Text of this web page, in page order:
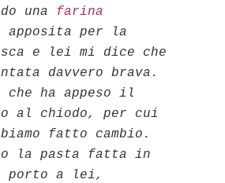
una farina
apposita per la
e lei mi dice che
davvero brava.
che ha appeso il
al chiodo, per cui
fatto cambio.
la pasta fatta in
porto a lei,